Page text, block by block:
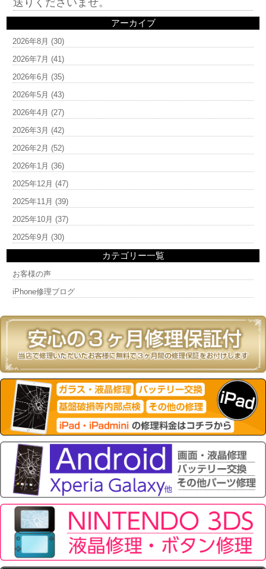
送りくださいませ。
アーカイブ
2026年8月 (30)
2026年7月 (41)
2026年6月 (35)
2026年5月 (43)
2026年4月 (27)
2026年3月 (42)
2026年2月 (52)
2026年1月 (36)
2025年12月 (47)
2025年11月 (39)
2025年10月 (37)
2025年9月 (30)
カテゴリー一覧
お客様の声
iPhone修理ブログ